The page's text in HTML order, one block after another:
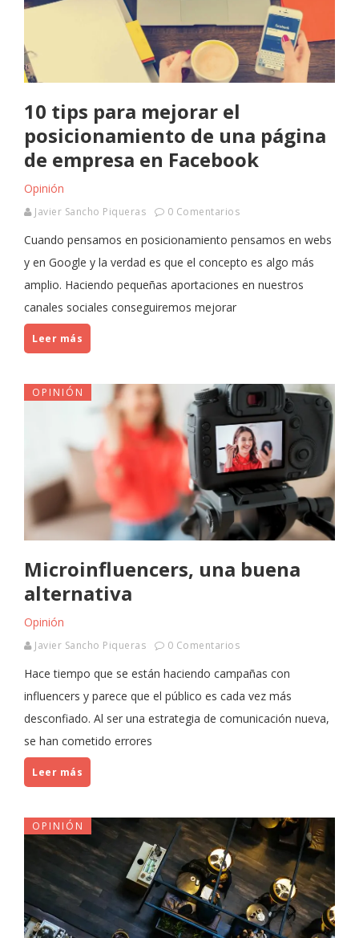
10 tips para mejorar el
posicionamiento de una página
de empresa en Facebook
Opinión
Javier Sancho Piqueras 0 Comentarios
Cuando pensamos en posicionamiento pensamos en webs
y en Google y la verdad es que el concepto es algo más
amplio. Haciendo pequeñas aportaciones en nuestros
canales sociales conseguiremos mejorar
Leer más
OPINIÓN
Microinfluencers, una buena
alternativa
Opinión
Javier Sancho Piqueras 0 Comentarios
Hace tiempo que se están haciendo campañas con
influencers y parece que el público es cada vez más
desconfiado. Al ser una estrategia de comunicación nueva,
se han cometido errores
Leer más
OPINIÓN